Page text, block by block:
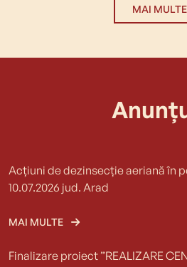
MAI MULTE
Acțiuni de dezinsecție aeriană în
10.07.2026 jud. Arad
MAI MULTE
Finalizare proiect ”REALIZARE